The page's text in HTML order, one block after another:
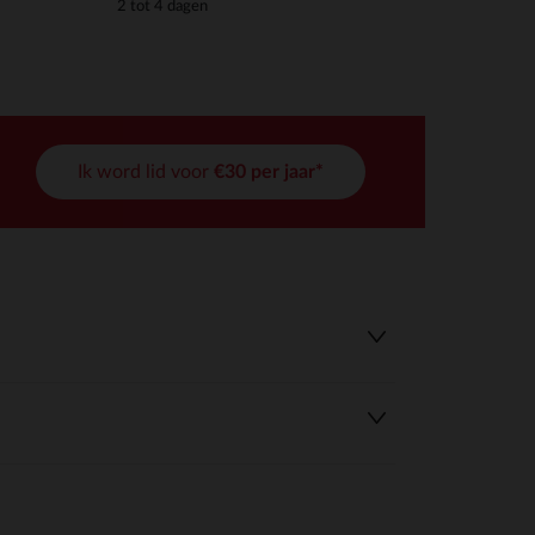
2 tot 4 dagen
Ik word lid voor €30 per jaar*